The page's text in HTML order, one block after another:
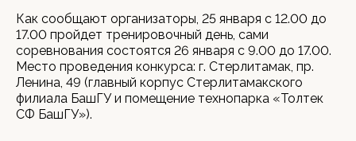
Как сообщают организаторы, 25 января с 12.00 до
17.00 пройдет тренировочный день, сами
соревнования состоятся 26 января с 9.00 до 17.00.
Место проведения конкурса: г. Стерлитамак, пр.
Ленина, 49 (главный корпус Стерлитамакского
филиала БашГУ и помещение технопарка «Толтек
СФ БашГУ»).